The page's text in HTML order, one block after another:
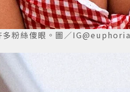
多粉絲傻眼。圖／IG@euphoria